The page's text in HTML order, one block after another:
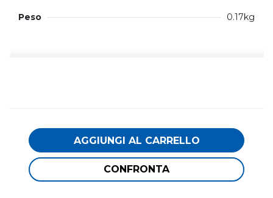
Peso 0.17kg
AGGIUNGI AL CARRELLO
CONFRONTA